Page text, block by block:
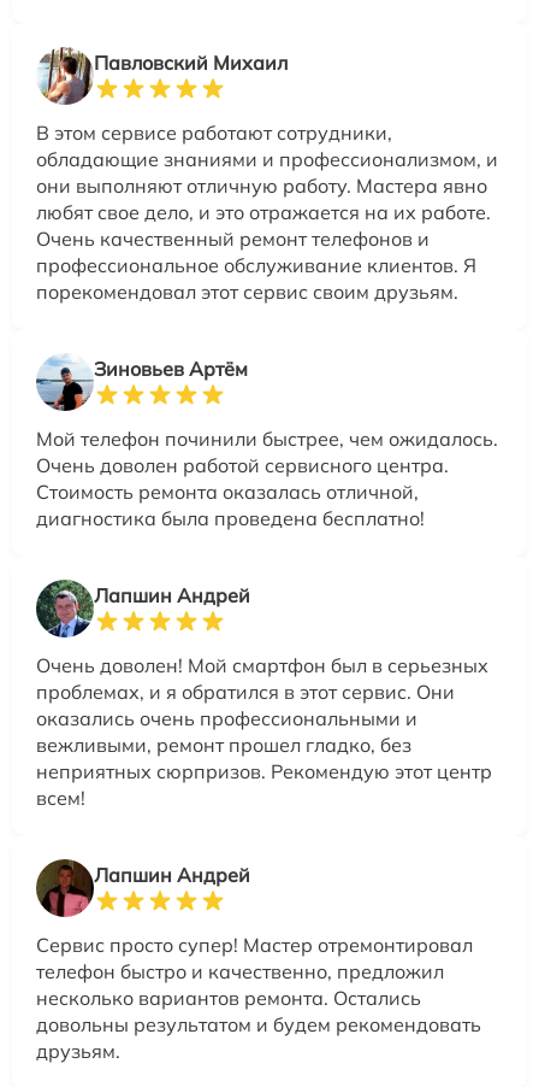
Павловский Михаил
В этом сервисе работают сотрудники,
обладающие знаниями и профессионализмом, и
они выполняют отличную работу. Мастера явно
любят свое дело, и это отражается на их работе.
Очень качественный ремонт телефонов и
профессиональное обслуживание клиентов. Я
порекомендовал этот сервис своим друзьям.
Зиновьев Артём
Мой телефон починили быстрее, чем ожидалось.
Очень доволен работой сервисного центра.
Стоимость ремонта оказалась отличной,
диагностика была проведена бесплатно!
Лапшин Андрей
Очень доволен! Мой смартфон был в серьезных
проблемах, и я обратился в этот сервис. Они
оказались очень профессиональными и
вежливыми, ремонт прошел гладко, без
неприятных сюрпризов. Рекомендую этот центр
всем!
Лапшин Андрей
Сервис просто супер! Мастер отремонтировал
телефон быстро и качественно, предложил
несколько вариантов ремонта. Остались
довольны результатом и будем рекомендовать
друзьям.